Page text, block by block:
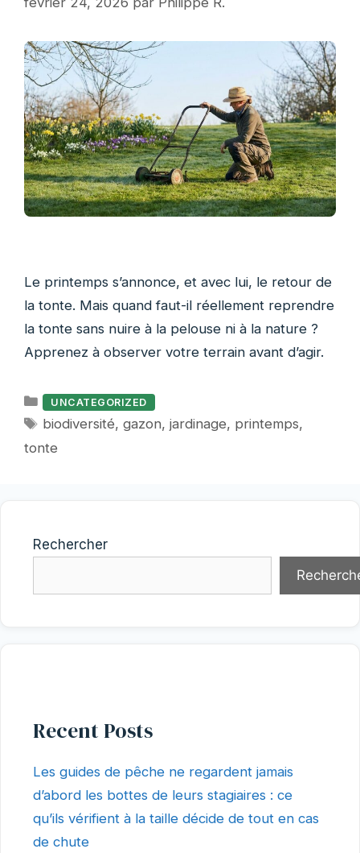
Le printemps s’annonce, et avec lui, le retour de
la tonte. Mais quand faut-il réellement reprendre
la tonte sans nuire à la pelouse ni à la nature ?
Apprenez à observer votre terrain avant d’agir.
Catégories
UNCATEGORIZED
Étiquettes
biodiversité,gazon,jardinage, printemps,
tonte
Rechercher
Recent Posts
Les guides de pêche ne regardent jamais
d’abord les bottes de leurs stagiaires : ce
qu’ils vérifient à la taille décide de tout en cas
de chute